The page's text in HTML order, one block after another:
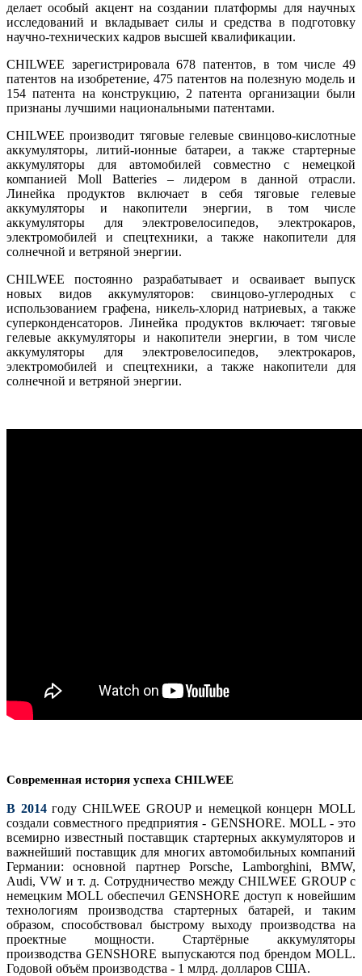
делает особый акцент на создании платформы для научных
исследований и вкладывает силы и средства в подготовку
научно-технических кадров высшей квалификации.
CHILWEE зарегистрировала 678 патентов, в том числе 49
патентов на изобретение, 475 патентов на полезную модель и
154 патента на конструкцию, 2 патента организации были
признаны лучшими национальными патентами.
CHILWEE производит тяговые гелевые свинцово-кислотные
аккумуляторы, литий-ионные батареи, а также стартерные
аккумуляторы для автомобилей совместно с немецкой
компанией Moll Batteries – лидером в данной отрасли.
Линейка продуктов включает в себя тяговые гелевые
аккумуляторы и накопители энергии, в том числе
аккумуляторы для электровелосипедов, электрокаров,
электромобилей и спецтехники, а также накопители для
солнечной и ветряной энергии.
CHILWEE постоянно разрабатывает и осваивает выпуск
новых видов аккумуляторов: свинцово-углеродных с
использованием графена, никель-хлорид натриевых, а также
суперконденсаторов. Линейка продуктов включает: тяговые
гелевые аккумуляторы и накопители энергии, в том числе
аккумуляторы для электровелосипедов, электрокаров,
электромобилей и спецтехники, а также накопители для
солнечной и ветряной энергии.
Современная история успеха CHILWEE
В 2014 году CHILWEE GROUP и немецкой концерн MOLL
создали совместного предприятия - GENSHORE. MOLL - это
всемирно известный поставщик стартерных аккумуляторов и
важнейший поставщик для многих автомобильных компаний
Германии: основной партнер Porsche, Lamborghini, BMW,
Audi, VW и т. д. Сотрудничество между CHILWEE GROUP с
немецким MOLL обеспечил GENSHORE доступ к новейшим
технологиям производства стартерных батарей, и таким
образом, способствовал быстрому выходу производства на
проектные мощности. Стартёрные аккумуляторы
производства GENSHORE выпускаются под брендом MOLL.
Годовой объём производства - 1 млрд. долларов США.